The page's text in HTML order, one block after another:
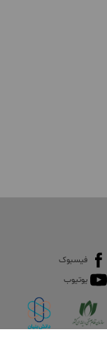
فیسبوک
یوتیوب